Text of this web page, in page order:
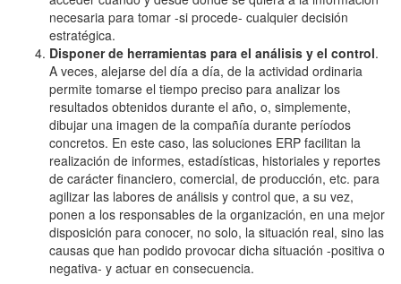
necesaria para tomar -si procede- cualquier decisión
estratégica.
Disponer de herramientas para el análisis y el control.
A veces, alejarse del día a día, de la actividad ordinaria
permite tomarse el tiempo preciso para analizar los
resultados obtenidos durante el año, o, simplemente,
dibujar una imagen de la compañía durante períodos
concretos. En este caso, las soluciones ERP facilitan la
realización de informes, estadísticas, historiales y reportes
de carácter financiero, comercial, de producción, etc. para
agilizar las labores de análisis y control que, a su vez,
ponen a los responsables de la organización, en una mejor
disposición para conocer, no solo, la situación real, sino las
causas que han podido provocar dicha situación -positiva o
negativa- y actuar en consecuencia.